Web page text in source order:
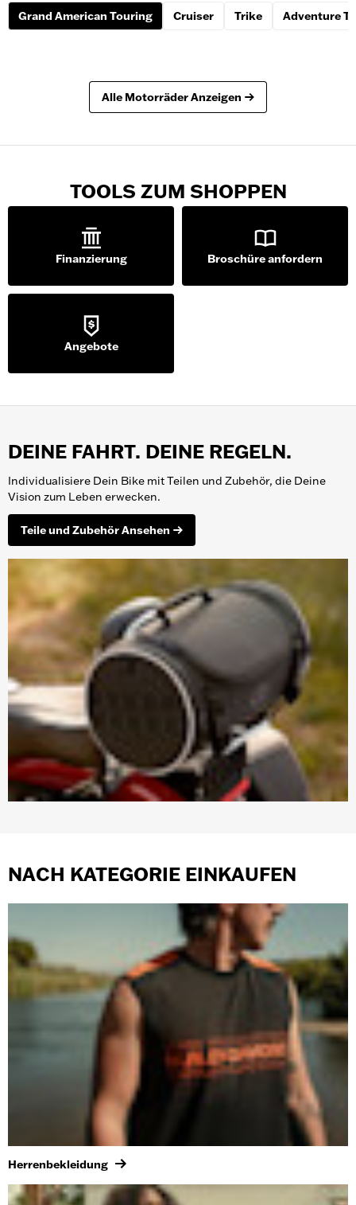
Grand American Touring Cruiser Trike Adventure
Alle Motorräder Anzeigen
TOOLS ZUM SHOPPEN
Finanzierung Broschüre anfordern
Angebote
DEINE FAHRT. DEINE REGELN.
Individualisiere Dein Bike mit Teilen und Zubehör, die Deine
Vision zum Leben erwecken.
Teile und Zubehör Ansehen
NACH KATEGORIE EINKAUFEN
Herrenbekleidung